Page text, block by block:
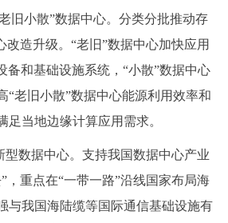
小散”数据中心。分类分批推动存
改造升级。“老旧”数据中心加快应用
备和基础设施系统，“小散”数据中心
“老旧小散”数据中心能源利用效率和
足当地边缘计算应用需求。
数据中心。支持我国数据中心产业
，重点在“一带一路”沿线国家布局海
与我国海陆缆等国际通信基础设施有